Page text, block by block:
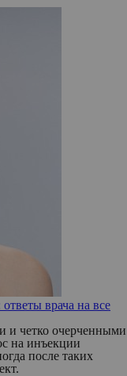
врача на все
и четко очерченными
на инъекции
после таких